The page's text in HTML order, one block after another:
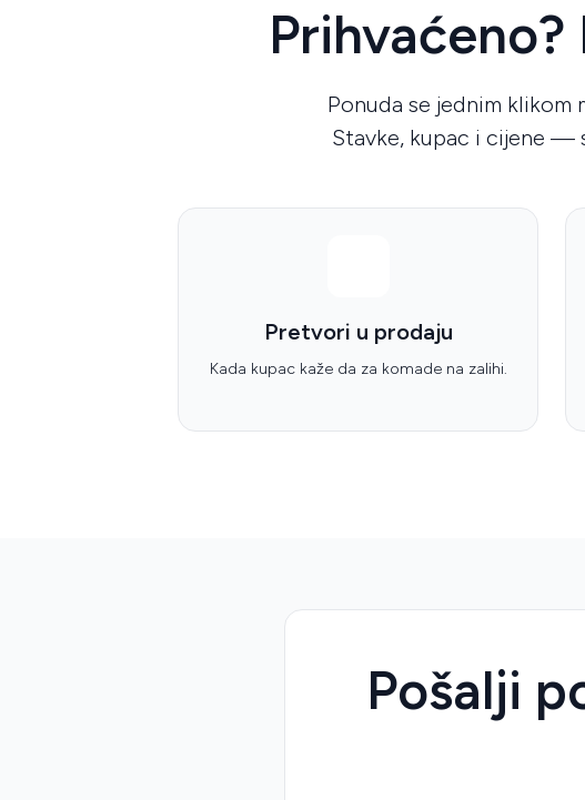
Ponuda se jednim klikom
Stavke, kupac i cijene —
Pretvori u prodaju
Kada kupac kaže da za komade na zalihi.
Pošalji